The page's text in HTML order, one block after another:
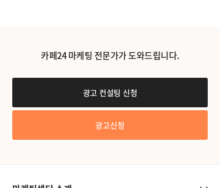
카페24 마케팅 전문가가 도와드립니다.
광고 컨설팅 신청
광고신청